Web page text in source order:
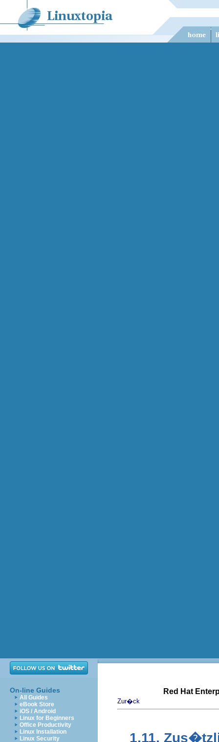
On-line Guides
All Guides
eBook Store
iOS / Android
Linux for Beginners
Office Productivity
Linux Installation
Linux Security
Red Hat
Zur�ck
1.11.